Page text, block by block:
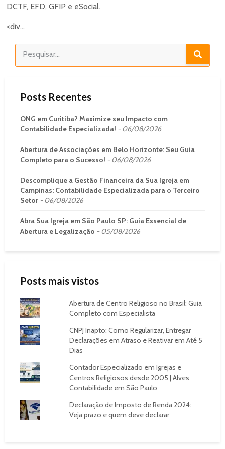
DCTF, EFD, GFIP e eSocial.
<div...
Posts Recentes
ONG em Curitiba? Maximize seu Impacto com
Contabilidade Especializada!
06/08/2026
Abertura de Associações em Belo Horizonte: Seu Guia
Completo para o Sucesso!
06/08/2026
Descomplique a Gestão Financeira da Sua Igreja em
Campinas: Contabilidade Especializada para o Terceiro
Setor
06/08/2026
Abra Sua Igreja em São Paulo SP: Guia Essencial de
Abertura e Legalização
05/08/2026
Posts mais vistos
Abertura de Centro Religioso no Brasil: Guia
Completo com Especialista
CNPJ Inapto: Como Regularizar, Entregar
Declarações em Atraso e Reativar em Até 5
Dias
Contador Especializado em Igrejas e
Centros Religiosos desde 2005 | Alves
Contabilidade em São Paulo
Declaração de Imposto de Renda 2024:
Veja prazo e quem deve declarar